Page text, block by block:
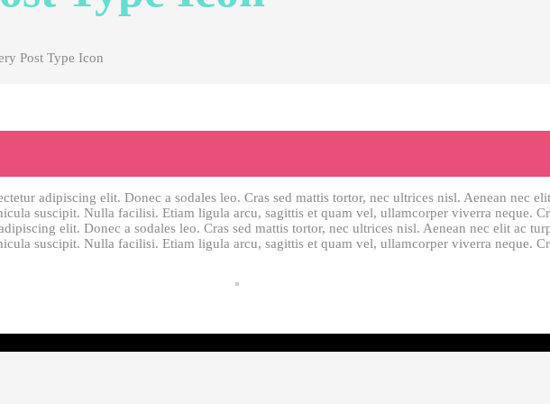
Post Type Icon
adipiscing elit. Donec a sodales leo. Cras sed mattis tortor, nec ultrices nisl. Aenean nec
suscipit. Nulla facilisi. Etiam ligula arcu, sagittis et quam vel, ullamcorper viverra neque.
elit. Donec a sodales leo. Cras sed mattis tortor, nec ultrices nisl. Aenean nec elit ac
suscipit. Nulla facilisi. Etiam ligula arcu, sagittis et quam vel, ullamcorper viverra neque.